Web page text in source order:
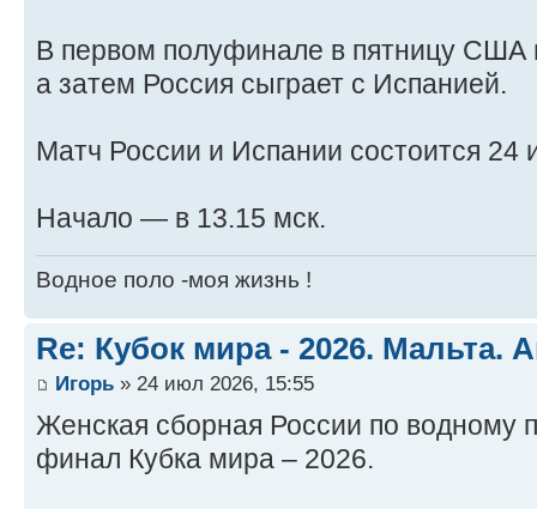
В первом полуфинале в пятницу США
а затем Россия сыграет с Испанией.
Матч России и Испании состоится 24
Начало — в 13.15 мск.
Водное поло -моя жизнь !
Re: Кубок мира - 2026. Мальта.
Игорь » 24 июл 2026, 15:55
Женская сборная России по водному
финал Кубка мира – 2026.